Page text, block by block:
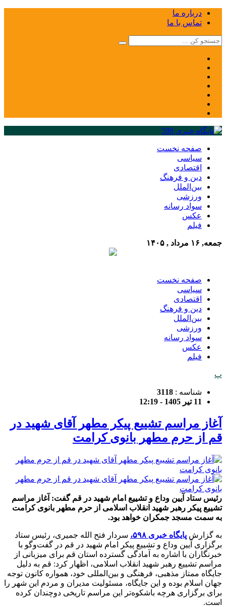
درباره ما
تماس با ما
صفحه نخست
سیاسی
اقتصادی
دین و فرهنگ
بین‌الملل
ورزشی
سواد رسانه
عکس
فیلم
جمعه, ۱۶ مرداد , ۱۴۰۵
صفحه نخست
سیاسی
اقتصادی
دین و فرهنگ
بین‌الملل
ورزشی
سواد رسانه
عکس
فیلم
پ
شناسه : 3118
11 تیر 1405 - 12:19
آغاز مراسم تشییع پیکر مطهر آقای شهید در
قم از حرم مطهر بانوی کرامت
رئیس ستاد آیین وداع و تشییع امام شهید در قم گفت: آغاز مراسم
تشییع پیکر رهبر شهید انقلاب اسلامی از حرم مطهر بانوی کرامت
به سمت مسجد جمکران خواهد بود.
به گزارش پایگاه خبری ۵۹۸،
سردار فتح الله جمیری، رئیس ستاد
برگزاری آیین وداع و تشییع پیکر امام شهید در قم در گفت‌وگو با
خبرنگاران با اشاره به آمادگی گسترده استان قم برای میزبانی از
مراسم تشییع رهبر شهید انقلاب اسلامی، اظهار کرد: قم به دلیل
جایگاه ممتاز مذهبی، فرهنگی و بین‌المللی خود، همواره کانون توجه
جهان اسلام بوده و این جایگاه، مسئولیت مدیران و مردم این شهر را
برای برگزاری هرچه باشکوه‌تر این مراسم تاریخی دوچندان کرده
است.